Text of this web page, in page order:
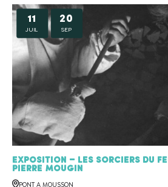
11
JUIL
20
SEP
Exposition – Les sorciers du
Pierre MOUGIN
PONT A MOUSSON